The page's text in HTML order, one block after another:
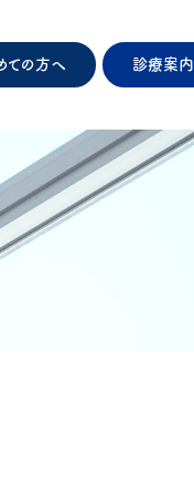
ての方へ 診療案内